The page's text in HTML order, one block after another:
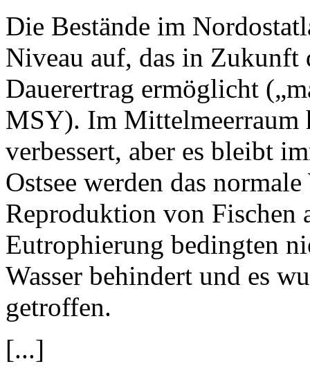
Die Bestände im
Niveau auf, das in Zukunft
Dauerertrag ermöglicht
MSY). Im Mittelmeerraum
verbessert, aber es bleibt
Ostsee werden das
Reproduktion von Fischen
Eutrophierung bedingten
Wasser behindert und es
getroffen.
[...]